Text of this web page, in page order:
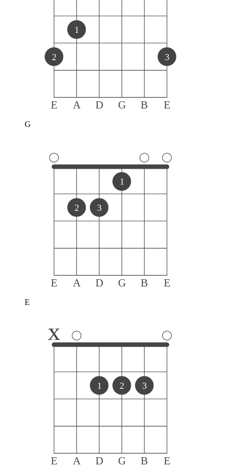
E A D G B E
2
1
3
G
E A D G B E
2 3
1
E
E A D G B E
x
1 2 3